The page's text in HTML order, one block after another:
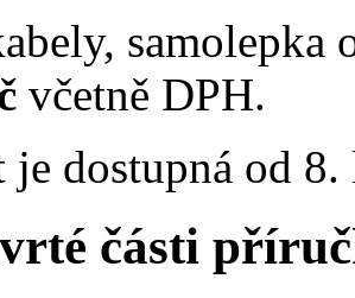
samolepka
včetně DPH.
je dostupná od 8.
části